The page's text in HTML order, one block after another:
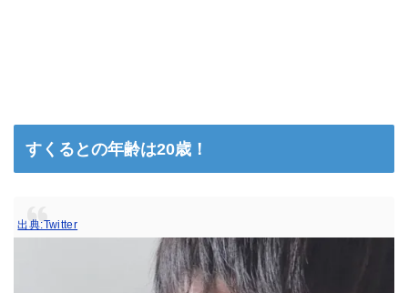
すくるとの年齢は20歳！
出典:Twitter